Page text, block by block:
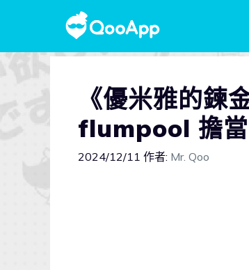
《優米雅的鍊
flumpool 擔當
2024/12/11 作者: Mr. Qoo